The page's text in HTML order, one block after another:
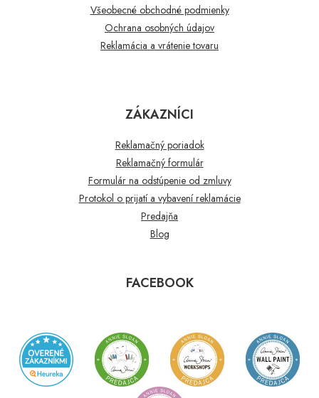
Všeobecné obchodné podmienky
Ochrana osobných údajov
Reklamácia a vrátenie tovaru
ZÁKAZNÍCI
Reklamačný poriadok
Reklamačný formulár
Formulár na odstúpenie od zmluvy
Protokol o prijatí a vybavení reklamácie
Predajňa
Blog
FACEBOOK